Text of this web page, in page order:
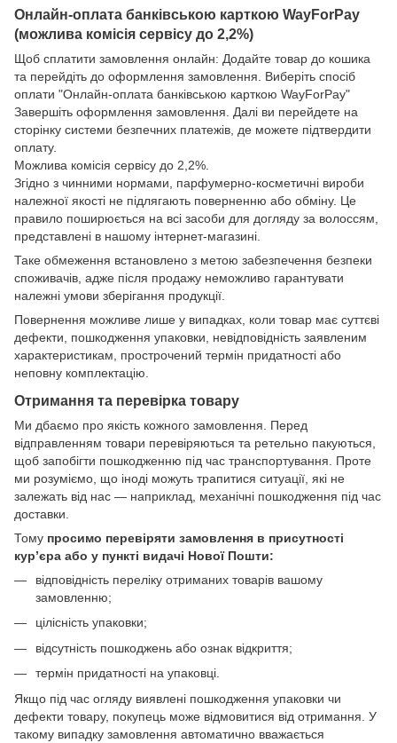
Онлайн-оплата банківською карткою WayForPay
(можлива комісія сервісу до 2,2%)
Щоб сплатити замовлення онлайн: Додайте товар до кошика
та перейдіть до оформлення замовлення. Виберіть спосіб
оплати "Онлайн-оплата банківською карткою WayForPay"
Завершіть оформлення замовлення. Далі ви перейдете на
сторінку системи безпечних платежів, де можете підтвердити
оплату.
Можлива комісія сервісу до 2,2%.
Згідно з чинними нормами, парфумерно-косметичні вироби
належної якості не підлягають поверненню або обміну. Це
правило поширюється на всі засоби для догляду за волоссям,
представлені в нашому інтернет-магазині.
Таке обмеження встановлено з метою забезпечення безпеки
споживачів, адже після продажу неможливо гарантувати
належні умови зберігання продукції.
Повернення можливе лише у випадках, коли товар має суттєві
дефекти, пошкодження упаковки, невідповідність заявленим
характеристикам, прострочений термін придатності або
неповну комплектацію.
Отримання та перевірка товару
Ми дбаємо про якість кожного замовлення. Перед
відправленням товари перевіряються та ретельно пакуються,
щоб запобігти пошкодженню під час транспортування. Проте
ми розуміємо, що іноді можуть трапитися ситуації, які не
залежать від нас — наприклад, механічні пошкодження під час
доставки.
Тому просимо перевіряти замовлення в присутності
кур’єра або у пункті видачі Нової Пошти:
відповідність переліку отриманих товарів вашому
замовленню;
цілісність упаковки;
відсутність пошкоджень або ознак відкриття;
термін придатності на упаковці.
Якщо під час огляду виявлені пошкодження упаковки чи
дефекти товару, покупець може відмовитися від отримання. У
такому випадку замовлення автоматично вважається